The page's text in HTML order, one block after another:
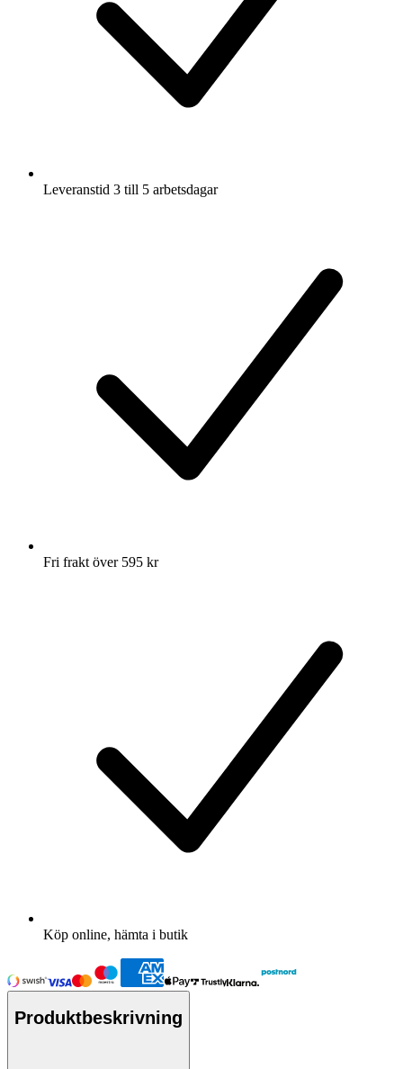
Leveranstid 3 till 5 arbetsdagar
Fri frakt över 595 kr
Köp online, hämta i butik
Produktbeskrivning